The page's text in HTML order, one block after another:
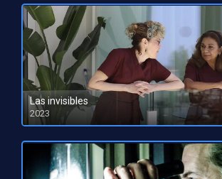
Las invisibles
2023
HD 1080pHD 720p